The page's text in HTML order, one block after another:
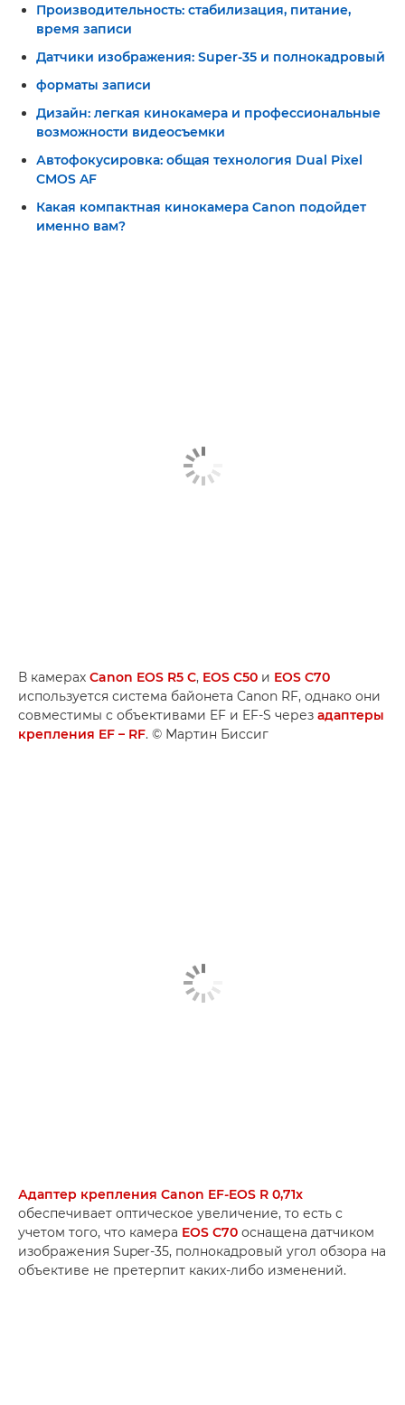
Производительность: стабилизация, питание,
время записи
Датчики изображения: Super-35 и полнокадровый
форматы записи
Дизайн: легкая кинокамера и профессиональные
возможности видеосъемки
Автофокусировка: общая технология Dual Pixel
CMOS AF
Какая компактная кинокамера Canon подойдет
именно вам?
В камерах Canon EOS R5 C, EOS C50 и EOS C70
используется система байонета Canon RF, однако они
совместимы с объективами EF и EF-S через адаптеры
крепления EF – RF. © Мартин Биссиг
Адаптер крепления Canon EF-EOS R 0,71x
обеспечивает оптическое увеличение, то есть с
учетом того, что камера EOS C70 оснащена датчиком
изображения Super-35, полнокадровый угол обзора на
объективе не претерпит каких-либо изменений.